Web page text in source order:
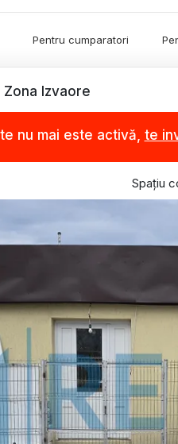
Pentru cumparatori
Izvaore
nu mai este activă, te
Spațiu